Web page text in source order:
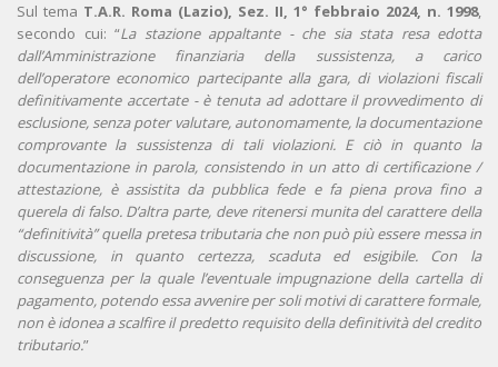
Sul tema T.A.R. Roma (Lazio), Sez. II, 1° febbraio 2024, n. 1998,
secondo cui: “La stazione appaltante - che sia stata resa edotta
dall’Amministrazione finanziaria della sussistenza, a carico
dell’operatore economico partecipante alla gara, di violazioni fiscali
definitivamente accertate - è tenuta ad adottare il provvedimento di
esclusione, senza poter valutare, autonomamente, la documentazione
comprovante la sussistenza di tali violazioni. E ciò in quanto la
documentazione in parola, consistendo in un atto di certificazione /
attestazione, è assistita da pubblica fede e fa piena prova fino a
querela di falso. D’altra parte, deve ritenersi munita del carattere della
“definitività” quella pretesa tributaria che non può più essere messa in
discussione, in quanto certezza, scaduta ed esigibile. Con la
conseguenza per la quale l’eventuale impugnazione della cartella di
pagamento, potendo essa avvenire per soli motivi di carattere formale,
non è idonea a scalfire il predetto requisito della definitività del credito
tributario.”